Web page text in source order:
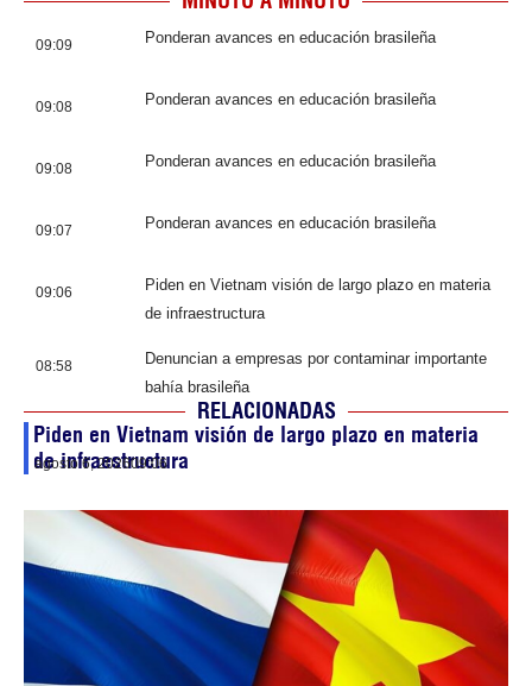
09:09 Ponderan avances en educación brasileña
09:08 Ponderan avances en educación brasileña
09:08 Ponderan avances en educación brasileña
09:07 Ponderan avances en educación brasileña
09:06
Piden en Vietnam visión de largo plazo en materia
de infraestructura
08:58
Denuncian a empresas por contaminar importante
bahía brasileña
RELACIONADAS
Piden en Vietnam visión de largo plazo en materia
de infraestructura
agosto 6, 202609:06